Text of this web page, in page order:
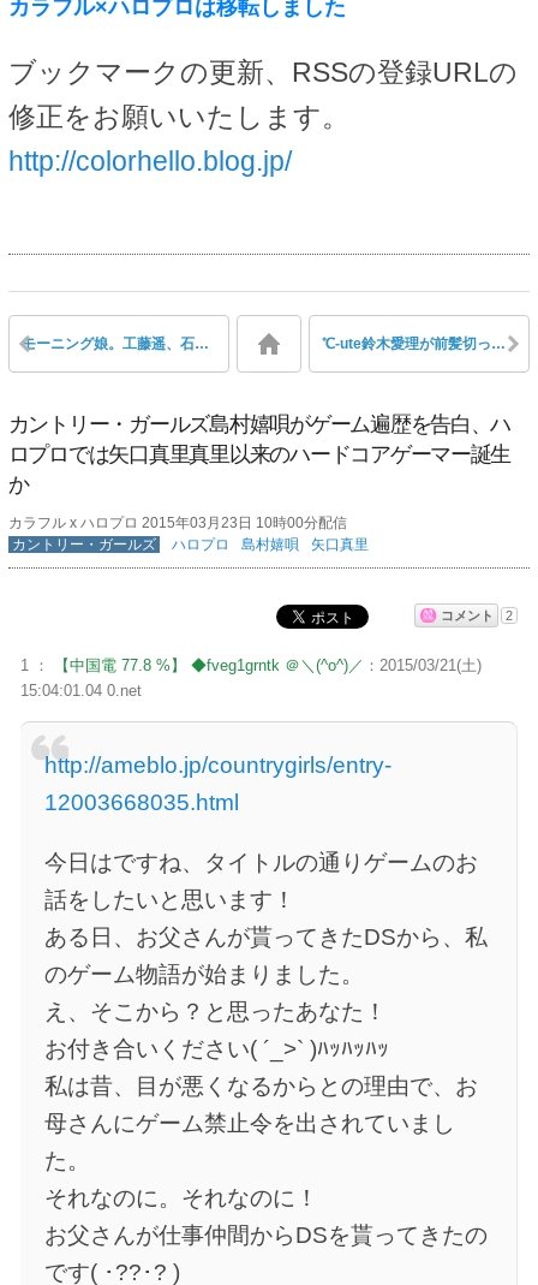
カラフル×ハロプロは移転しました
ブックマークの更新、RSSの登録URLの
修正をお願いいたします。
http://colorhello.blog.jp/
モーニング娘。工藤遥、石田亜佑美に「あゆみんは素直になれないタイプ。思い詰める子だから、ハルがサポートしたい」 ℃-ute鈴木愛理が前髪切って中島早貴が痩せてビジュアルがさらに最高潮に
カントリー・ガールズ島村嬉唄がゲーム遍歴を告白、ハ
ロプロでは矢口真里真里以来のハードコアゲーマー誕生
か
カラフル x ハロプロ 2015年03月23日 10時00分配信
カントリー・ガールズ
ハロプロ 島村嬉唄 矢口真里
コメント 2
1 ： 【中国電 77.8 %】 ◆fveg1grntk ＠＼(^o^)／ ：2015/03/21(土)
15:04:01.04 0.net
http://ameblo.jp/countrygirls/entry-
12003668035.html
今日はですね、タイトルの通りゲームのお
話をしたいと思います！
ある日、お父さんが貰ってきたDSから、私
のゲーム物語が始まりました。
え、そこから？と思ったあなた！
お付き合いください( ´_>` )ﾊｯﾊｯﾊｯ
私は昔、目が悪くなるからとの理由で、お
母さんにゲーム禁止令を出されていまし
た。
それなのに。それなのに！
お父さんが仕事仲間からDSを貰ってきたの
です( ･??･? )